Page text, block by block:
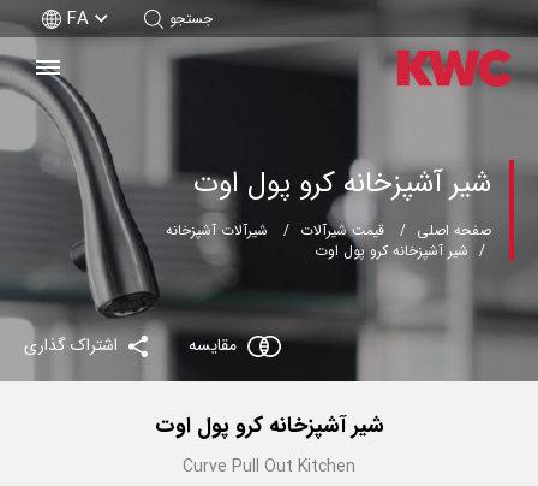
جستجو FA
شیر آشپزخانه کرو پول اوت
صفحه اصلی قیمت شیرآلات
شیرآلات آشپزخانه
شیر آشپزخانه کرو پول اوت
مقایسه اشتراک گذاری
شیر آشپزخانه کرو پول اوت
Curve Pull Out Kitchen